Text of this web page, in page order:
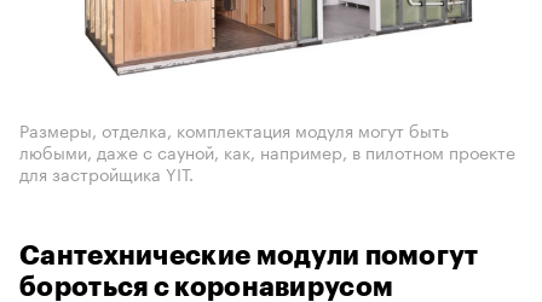
Размеры, отделка, комплектация модуля могут быть
любыми, даже с сауной, как, например, в пилотном проекте
для застройщика YIT.
Сантехнические модули помогут
бороться с коронавирусом